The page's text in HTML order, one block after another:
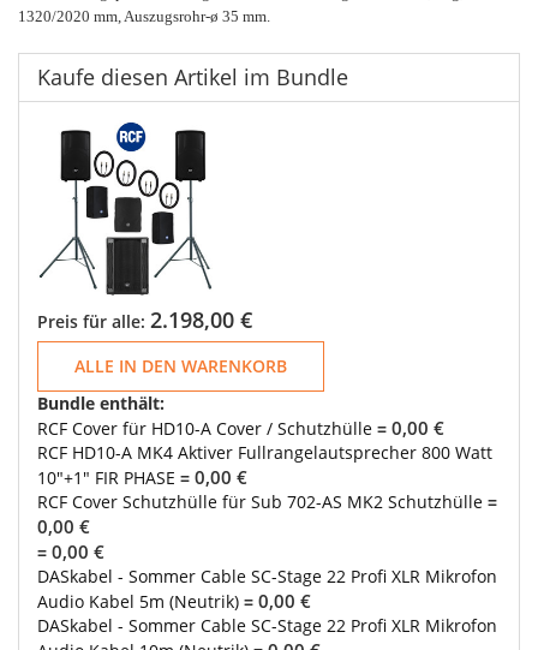
1320/2020 mm, Auszugsrohr-ø 35 mm.
Kaufe diesen Artikel im Bundle
Preis für alle: 2.198,00 €
ALLE IN DEN WARENKORB
Bundle enthält:
RCF Cover für HD10-A Cover / Schutzhülle = 0,00 €
RCF HD10-A MK4 Aktiver Fullrangelautsprecher 800 Watt
10"+1" FIR PHASE = 0,00 €
RCF Cover Schutzhülle für Sub 702-AS MK2 Schutzhülle =
0,00 €
= 0,00 €
DASkabel - Sommer Cable SC-Stage 22 Profi XLR Mikrofon
Audio Kabel 5m (Neutrik) = 0,00 €
DASkabel - Sommer Cable SC-Stage 22 Profi XLR Mikrofon